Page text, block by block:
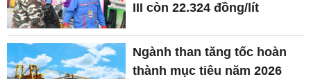
III còn 22.324 đồng/lít
Ngành than tăng tốc hoàn
thành mục tiêu năm 2026